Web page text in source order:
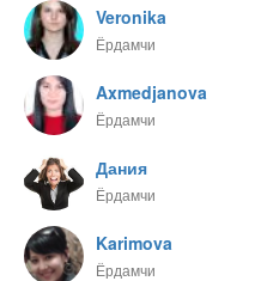
Veronika
Ёрдамчи
Axmedjanova
Ёрдамчи
Дания
Ёрдамчи
Karimova
Ёрдамчи